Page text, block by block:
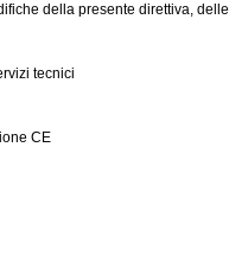
della presente direttiva,
tecnici
CE